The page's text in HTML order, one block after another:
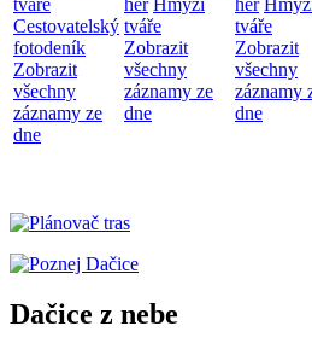
Cestovatelský
fotodeník
Zobrazit
všechny
záznamy ze
dne
tváře
Zobrazit
všechny
záznamy ze
dne
tváře
Zobrazit
všechny
záznamy
dne
Dačice z nebe